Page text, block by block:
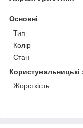
Основні
Тип
Колір
Стан
Користувальницькі
Жорсткість